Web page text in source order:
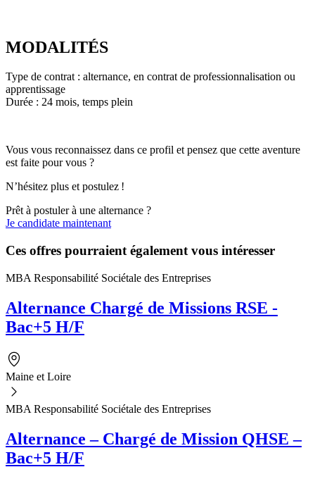
MODALITÉS
Type de contrat : alternance, en contrat de professionnalisation ou
apprentissage
Durée : 24 mois, temps plein
Vous vous reconnaissez dans ce profil et pensez que cette aventure
est faite pour vous ?
N’hésitez plus et postulez !
Prêt à postuler à une alternance ?
Je candidate maintenant
Ces offres pourraient également vous intéresser
MBA Responsabilité Sociétale des Entreprises
Alternance Chargé de Missions RSE -
Bac+5 H/F
Maine et Loire
MBA Responsabilité Sociétale des Entreprises
Alternance – Chargé de Mission QHSE –
Bac+5 H/F